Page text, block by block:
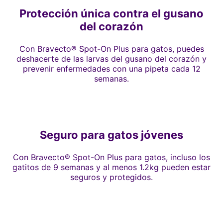
Protección única contra el gusano
del corazón
Con Bravecto® Spot-On Plus para gatos, puedes
deshacerte de las larvas del gusano del corazón y
prevenir enfermedades con una pipeta cada 12
semanas.
Seguro para gatos jóvenes
Con Bravecto® Spot-On Plus para gatos, incluso los
gatitos de 9 semanas y al menos 1.2kg pueden estar
seguros y protegidos.